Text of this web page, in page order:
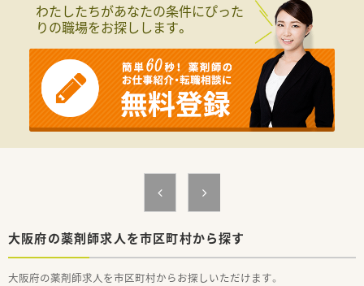
わたしたちがあなたの条件にぴった
りの職場をお探しします。
大阪府の薬剤師求人を市区町村から探す
大阪府の薬剤師求人を市区町村からお探しいただけます。